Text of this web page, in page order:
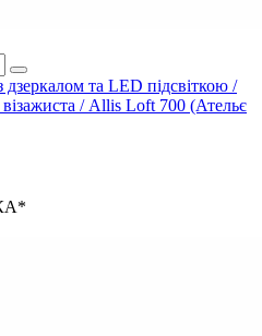
та LED підсвіткою /
/ Allis Loft 700 (Ательє